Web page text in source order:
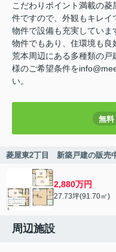
こだわりポイント満載の
件ですので、外観もキレイ
物件で設備も充実してい
物件でもあり、住環境も良
荒本周辺にある多種類の戸
様のご希望条件を
い。
無料
菱屋東2丁目 新築戸建の販売
2,880万円
27.73坪(91.70㎡)
周辺施設